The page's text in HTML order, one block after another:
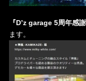
『D’z garage 5周年感
ます。